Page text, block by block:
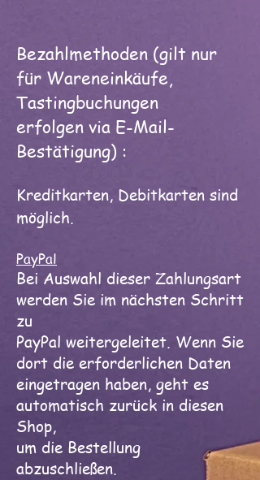
Bezahlmethoden (gilt nur
für Wareneinkäufe,
Tastingbuchungen
erfolgen via E-Mail-
Bestätigung) :
Kreditkarten, Debitkarten sind
möglich.
PayPal
Bei Auswahl dieser Zahlungsart
werden Sie im nächsten Schritt
zu
PayPal weitergeleitet. Wenn Sie
dort die erforderlichen Daten
eingetragen haben, geht es
automatisch zurück in diesen
Shop,
um die Bestellung
abzuschließen.